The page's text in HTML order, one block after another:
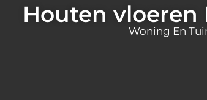
Houten vloeren
Woning En